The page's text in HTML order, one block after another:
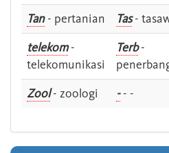
Tan- pertanian Tas-
telekom-
telekomunikasi
Terb-
Zool- zoologi -- -